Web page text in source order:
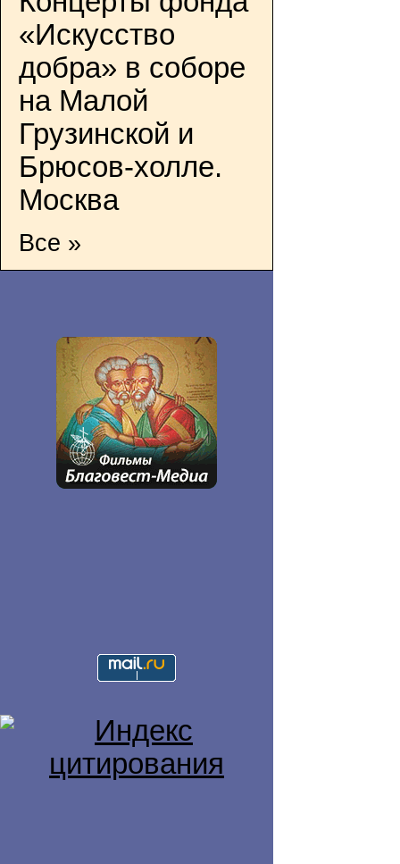
«Искусство
добра» в соборе
на Малой
Грузинской и
Брюсов-холле.
Москва
Все »